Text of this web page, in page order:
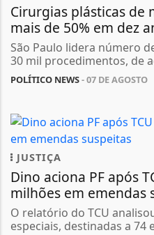
Cirurgias plásticas de
mais de 50% em dez
São Paulo lidera número
30 mil procedimentos, de
POLÍTICO NEWS- 07 DE AGOSTO
JUSTIÇA
Dino aciona PF após
milhões em emendas
O relatório do TCU
especiais, destinadas a 74